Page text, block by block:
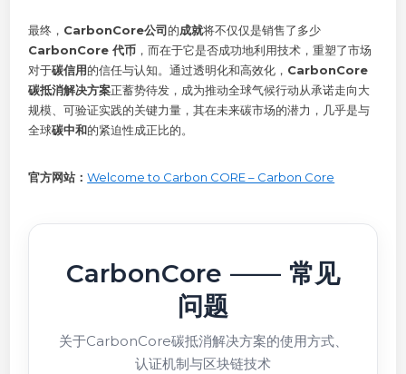
最终， CarbonCore公司的成就将不仅仅是销售了多少
CarbonCore 代币 ，而在于它是否成功地利用技术，重塑了市场
对于碳信用的信任与认知。通过透明化和高效化， CarbonCore
碳抵消解决方案正蓄势待发，成为推动全球气候行动从承诺走向大
规模、可验证实践的关键力量，其在未来碳市场的潜力，几乎是与
全球碳中和的紧迫性成正比的。
官方网站：Welcome to Carbon CORE – Carbon Core
CarbonCore —— 常见
问题
关于CarbonCore碳抵消解决方案的使用方式、
认证机制与区块链技术